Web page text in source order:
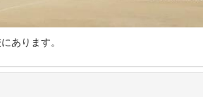
ります。